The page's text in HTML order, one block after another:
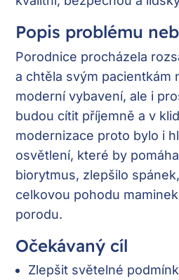
Popis problému
Porodnice procházela
a chtěla svým pacientkám
moderní vybavení, ale i
budou cítit příjemně a v
modernizace proto bylo i
osvětlení, které by
biorytmus, zlepšilo
celkovou pohodu
porodu.
Očekávaný cíl
Zlepšit světelné